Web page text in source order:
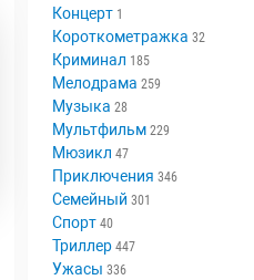
Концерт 1
Короткометражка 32
Криминал 185
Мелодрама 259
Музыка 28
Мультфильм 229
Мюзикл 47
Приключения 346
Семейный 301
Спорт 40
Триллер 447
Ужасы 336